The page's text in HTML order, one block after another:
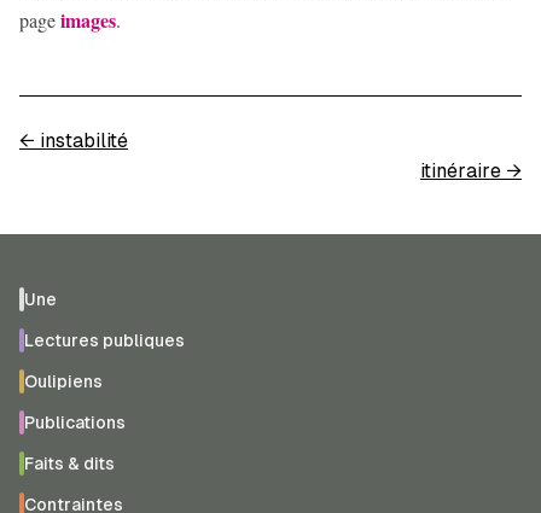
pageimages.
← instabilité
itinéraire →
Une
Lectures publiques
Oulipiens
Publications
Faits & dits
Contraintes